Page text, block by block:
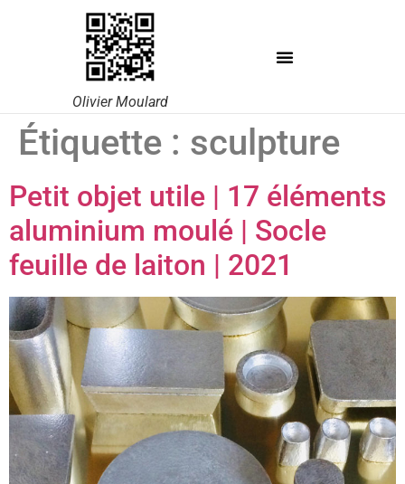
Olivier Moulard
Étiquette : sculpture
Petit objet utile | 17 éléments
aluminium moulé | Socle
feuille de laiton | 2021